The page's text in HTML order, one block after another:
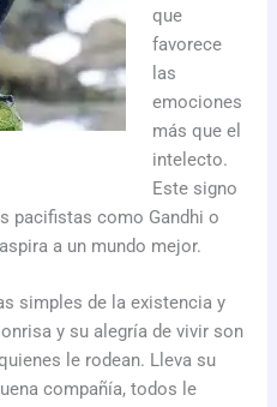
que
favorece
las
emociones
más que el
intelecto.
Este signo
pacifistas como Gandhi o
a un mundo mejor.
simples de la existencia y
y su alegría de vivir son
le rodean. Lleva su
compañía, todos le